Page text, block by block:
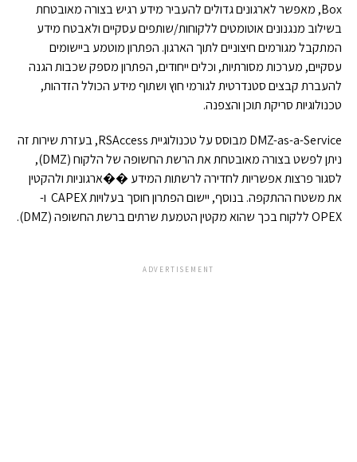
Box, מאפשר לארגונים גדולים להעביר מידע רגיש בצורה מאובטחת
בשילוב מנגנונים אוטומטים ללקוחות/שותפים עסקיים ולאבטח מידע
המתקבל מגורמים חיצוניים לתוך הארגון. הפתרון מוטמע ביישומים
עסקיים, מערכות מסורתיות, וכלים ייחודים, הפתרון מספק שכבות הגנה
להעברת קבצים סטנדרטית לגורמי חוץ ושתוף מידע הכולל הזדהות,
טכנולוגיות סריקת תוכן והצפנה.
DMZ-as-a-Service מבוסס על טכנולוגיית RSAccess, בעזרת שירות זה
ניתן לפשט בצורה מאובטחת את הרשת החשופה של הלקוח (DMZ),
לסגור פרצות אפשריות לחדירה לרשתות המידע ��ארגוניות ולהקטין
את משטח ההתקפה. בנוסף, יישום הפתרון חוסך בעלויות CAPEX ו-
OPEX ללקוח בכך שהוא מקטין הטמעת שרתים ברשת החשופה (DMZ).
ADVERTISEMENT